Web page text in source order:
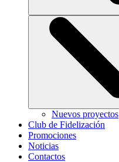
Nuevos proyectos
Club de Fidelización
Promociones
Noticias
Contactos